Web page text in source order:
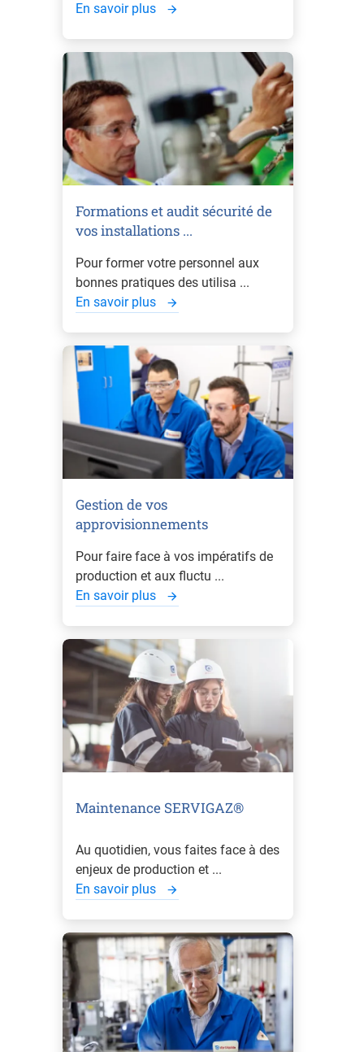
En savoir plus
Formations et audit sécurité de
vos installations ...
Pour former votre personnel aux
bonnes pratiques des utilisa ...
En savoir plus
Gestion de vos
approvisionnements
Pour faire face à vos impératifs de
production et aux fluctu ...
En savoir plus
Maintenance SERVIGAZ®
Au quotidien, vous faites face à des
enjeux de production et ...
En savoir plus